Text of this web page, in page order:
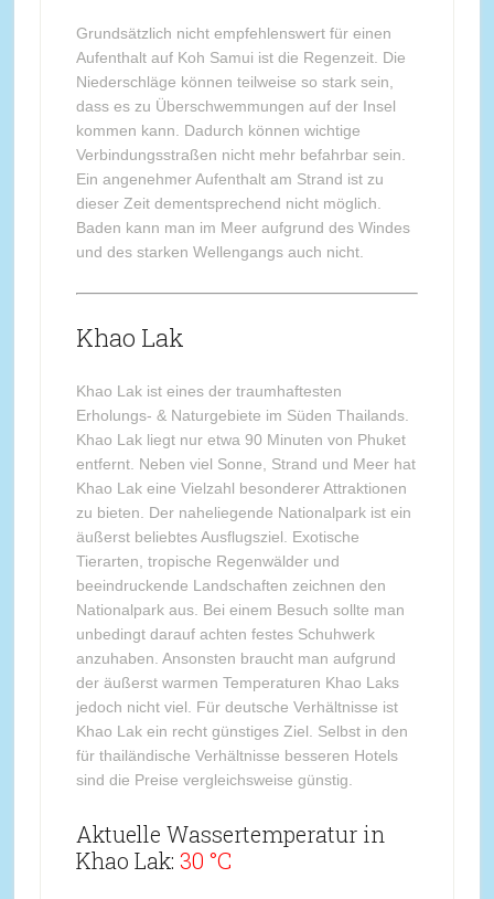
Grundsätzlich nicht empfehlenswert für einen
Aufenthalt auf Koh Samui ist die Regenzeit. Die
Niederschläge können teilweise so stark sein,
dass es zu Überschwemmungen auf der Insel
kommen kann. Dadurch können wichtige
Verbindungsstraßen nicht mehr befahrbar sein.
Ein angenehmer Aufenthalt am Strand ist zu
dieser Zeit dementsprechend nicht möglich.
Baden kann man im Meer aufgrund des Windes
und des starken Wellengangs auch nicht.
Khao Lak
Khao Lak ist eines der traumhaftesten
Erholungs- & Naturgebiete im Süden Thailands.
Khao Lak liegt nur etwa 90 Minuten von Phuket
entfernt. Neben viel Sonne, Strand und Meer hat
Khao Lak eine Vielzahl besonderer Attraktionen
zu bieten. Der naheliegende Nationalpark ist ein
äußerst beliebtes Ausflugsziel. Exotische
Tierarten, tropische Regenwälder und
beeindruckende Landschaften zeichnen den
Nationalpark aus. Bei einem Besuch sollte man
unbedingt darauf achten festes Schuhwerk
anzuhaben. Ansonsten braucht man aufgrund
der äußerst warmen Temperaturen Khao Laks
jedoch nicht viel. Für deutsche Verhältnisse ist
Khao Lak ein recht günstiges Ziel. Selbst in den
für thailändische Verhältnisse besseren Hotels
sind die Preise vergleichsweise günstig.
Aktuelle Wassertemperatur in
Khao Lak: 30 °C